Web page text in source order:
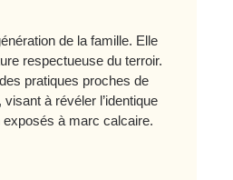
de la famille. Elle
respectueuse du terroir.
pratiques proches de
à révéler l’identique
à marc calcaire.